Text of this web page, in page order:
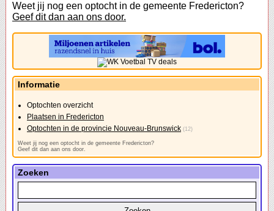
Weet jij nog een optocht in de gemeente Fredericton?
Geef dit dan aan ons door.
Informatie
Optochten overzicht
Plaatsen in Fredericton
Optochten in de provincie Nouveau-Brunswick (12)
Weet jij nog een optocht in de gemeente Fredericton?
Geef dit dan aan ons door.
Zoeken